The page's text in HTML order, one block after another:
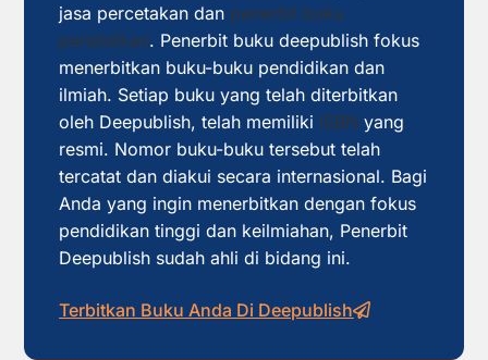
jasa percetakan dan penerbit buku
pendidikan. Penerbit buku deepublish fokus
menerbitkan buku-buku pendidikan dan
ilmiah. Setiap buku yang telah diterbitkan
oleh Deepublish, telah memiliki ISBN yang
resmi. Nomor buku-buku tersebut telah
tercatat dan diakui secara internasional. Bagi
Anda yang ingin menerbitkan dengan fokus
pendidikan tinggi dan keilmiahan, Penerbit
Deepublish sudah ahli di bidang ini.
Terbitkan Buku Anda Di Deepublish